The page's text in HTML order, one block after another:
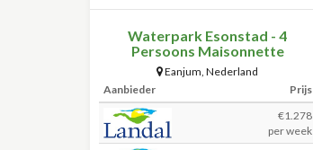
Waterpark Esonstad - 4
Persoons Maisonnette
Eanjum,Nederland
Aanbieder
Prijs
€1.278
per week